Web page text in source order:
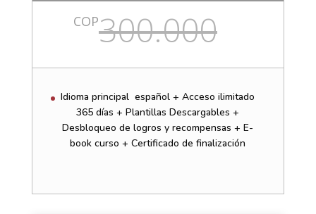
COP300.000
Idioma principal español + Acceso ilimitado
365 días + Plantillas Descargables +
Desbloqueo de logros y recompensas + E-
book curso + Certificado de finalización